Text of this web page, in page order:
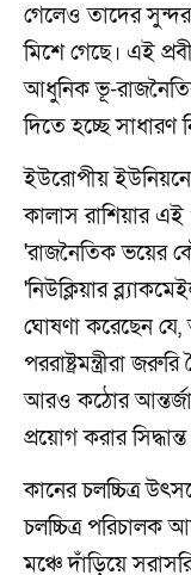
গেলেও তাদের
মিশে গেছে। এই
আধুনিক ভূ-
দিতে হচ্ছে সাধারণ
ইউরোপীয়
কালাস রাশিয়ার এই
'রাজনৈতিক ভয়ের
'নিউক্লিয়ার
ঘোষণা করেছেন
পররাষ্ট্রমন্ত্রীরা
আরও কঠোর
প্রয়োগ করার
কানের চলচ্চিত্র
চলচ্চিত্র পরিচালক
মঞ্চে দাঁড়িয়ে